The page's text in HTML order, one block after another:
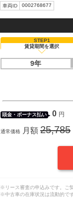
車両ID 0002768677
STEP1
賃貸期間を選択
9年
頭金・ボーナス払い 0 円
通常価格 月額 25,785
※リース審査の申込みです。ご
※中古車の在庫状況は流動的で